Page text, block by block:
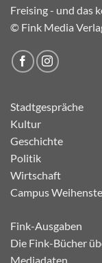
Freising - und das
© Fink Media
Stadtgespräche
Kultur
Geschichte
Politik
Wirtschaft
Campus
Fink-Ausgaben
Die Fink-Bücher
Mediadaten